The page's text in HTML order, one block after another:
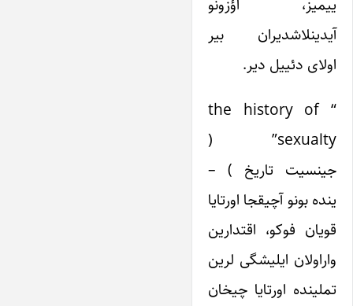
ییمیز، اؤزونو
آیدینلاشدیران بیر
اولای دئییل دیر.
“ the history of
sexualty” (
جینسیت تاریخ ) –
ینده بونو آچیقجا اورتایا
قویان فوکو، اقتدارین
واراولان ایلیشگی لرین
تملینده اورتایا چیخان